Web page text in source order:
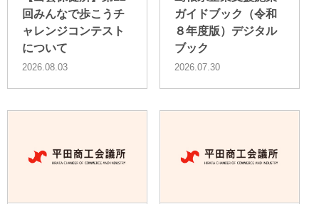
回みんなで歩こうチ
ャレンジコンテスト
について
2026.08.03
ガイドブック（令和
８年度版）デジタル
ブック
2026.07.30